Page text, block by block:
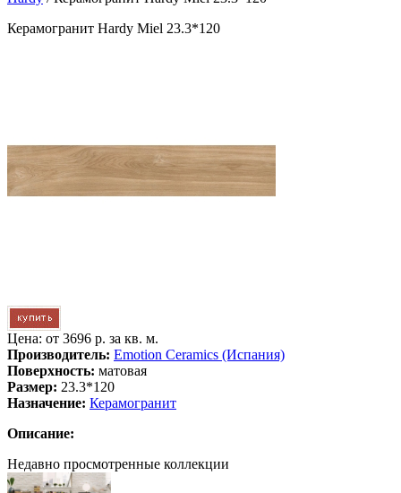
Керамогранит Hardy Miel 23.3*120
Цена: от 3696 р. за кв. м.
Производитель: Emotion Ceramics (Испания)
Поверхность: матовая
Размер: 23.3*120
Назначение: Керамогранит
Описание:
Недавно просмотренные коллекции